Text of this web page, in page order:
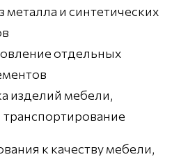
металла и синтетических
отдельных
изделий мебели,
транспортирование
к качеству мебели,